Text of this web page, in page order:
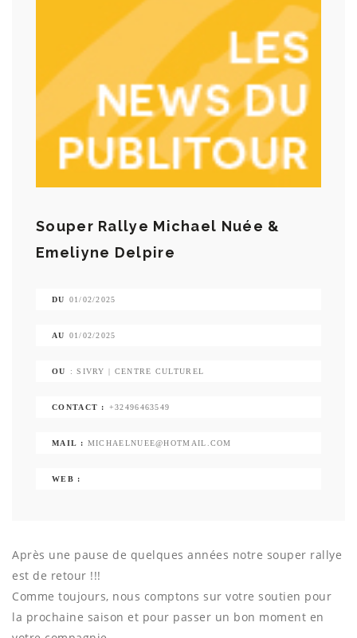
Souper Rallye Michael Nuée &
Emeliyne Delpire
DU 01/02/2025
AU 01/02/2025
OU : SIVRY | CENTRE CULTUREL
CONTACT : +32496463549
MAIL : MICHAELNUEE@HOTMAIL.COM
WEB :
Après une pause de quelques années notre souper rallye
est de retour !!!
Comme toujours, nous comptons sur votre soutien pour
la prochaine saison et pour passer un bon moment en